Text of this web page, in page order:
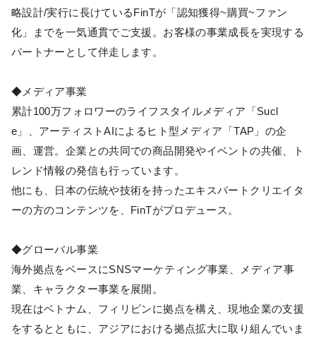
略設計/実行に長けているFinTが「認知獲得~購買~ファン
化」までを一気通貫でご支援。お客様の事業成長を実現する
パートナーとして伴走します。
◆メディア事業
累計100万フォロワーのライフスタイルメディア「Sucl
e」、アーティストAIによるヒト型メディア「TAP」の企
画、運営。企業との共同での商品開発やイベントの共催、ト
レンド情報の発信も行っています。
他にも、日本の伝統や技術を持ったエキスパートクリエイタ
ーの方のコンテンツを、FinTがプロデュース。
◆グローバル事業
海外拠点をベースにSNSマーケティング事業、メディア事
業、キャラクター事業を展開。
現在はベトナム、フィリピンに拠点を構え、現地企業の支援
をするとともに、アジアにおける拠点拡大に取り組んでいま